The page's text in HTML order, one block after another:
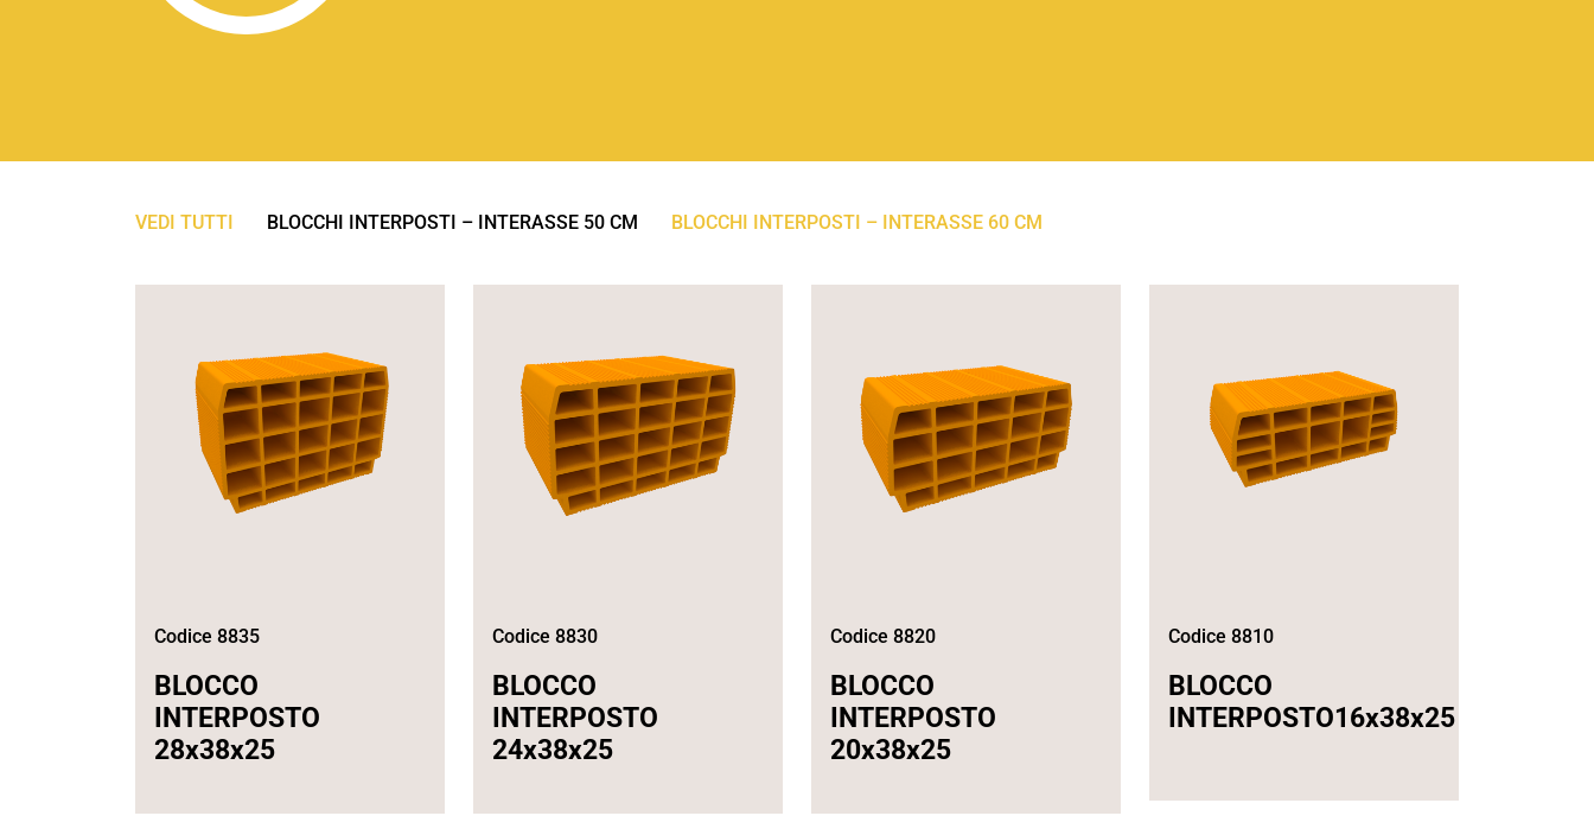
VEDI TUTTI BLOCCHI INTERPOSTI – INTERASSE 50 CM BLOCCHI INTERPOSTI – INTERASSE 60 CM
Codice 8835
BLOCCO
INTERPOSTO
28x38x25
Codice 8830
BLOCCO
INTERPOSTO
24x38x25
Codice 8820
BLOCCO
INTERPOSTO
20x38x25
Codice 8810
BLOCCO
INTERPOSTO16x38x25